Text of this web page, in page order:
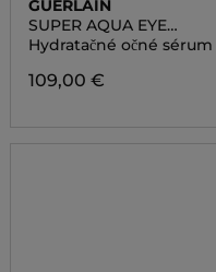
GUERLAIN
SUPER AQUA EYE
SERUM
Hydratačné očné sérum
109,00 €